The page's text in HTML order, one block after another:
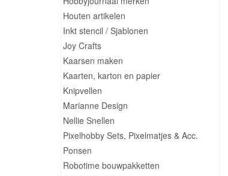
Houten artikelen
Inkt stencil / Sjablonen
Joy Crafts
Kaarsen maken
Kaarten, karton en papier
Knipvellen
Marianne Design
Nellie Snellen
Pixelhobby Sets, Pixelmatjes & Acc.
Ponsen
Robotime bouwpakketten